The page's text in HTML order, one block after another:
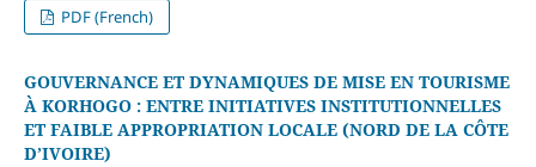
PDF (French)
GOUVERNANCE ET DYNAMIQUES DE MISE EN TOURISME
À KORHOGO : ENTRE INITIATIVES INSTITUTIONNELLES
ET FAIBLE APPROPRIATION LOCALE (NORD DE LA CÔTE
D’IVOIRE)